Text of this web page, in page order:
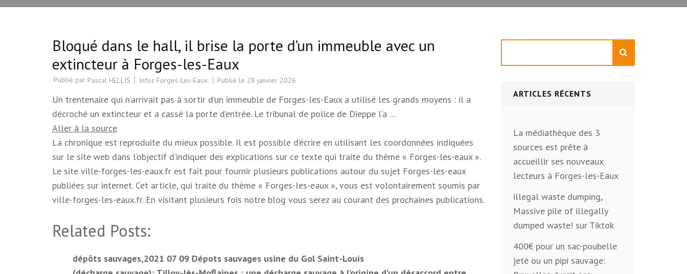
Bloqué dans le hall, il brise la porte d’un immeuble avec un
extincteur à Forges-les-Eaux
Publié par Pascal HELLIS Infos Forges-Les-Eaux: Publié le 28 janvier 2026
Un trentenaire qui n’arrivait pas à sortir d’un immeuble de Forges-les-Eaux a utilisé les grands moyens : il a
décroché un extincteur et a cassé la porte d’entrée. Le tribunal de police de Dieppe l’a …
Aller à la source
La chronique est reproduite du mieux possible. Il est possible d’écrire en utilisant les coordonnées indiquées
sur le site web dans l’objectif d’indiquer des explications sur ce texte qui traite du thème « Forges-les-eaux ».
Le site ville-forges-les-eaux.fr est fait pour fournir plusieurs publications autour du sujet Forges-les-eaux
publiées sur internet. Cet article, qui traite du thème « Forges-les-eaux », vous est volontairement soumis par
ville-forges-les-eaux.fr. En visitant plusieurs fois notre blog vous serez au courant des prochaines publications.
Related Posts:
dépôts sauvages,2021 07 09 Dépots sauvages usine du Gol Saint-Louis
ARTICLES RÉCENTS
La médiathèque des 3
sources est prête à
accueillir ses nouveaux
lecteurs à Forges-les-Eaux
illegal waste dumping,
Massive pile of illegally
dumped waste! sur Tiktok
400€ pour un sac-poubelle
jeté ou un pipi sauvage: